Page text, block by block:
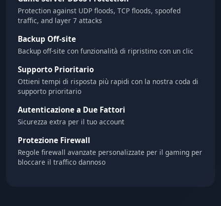
Protection against UDP floods, TCP floods, spoofed
traffic, and layer 7 attacks
Backup Off-site
Backup off-site con funzionalità di ripristino con un clic
Supporto Prioritario
Ottieni tempi di risposta più rapidi con la nostra coda di
supporto prioritario
Autenticazione a Due Fattori
Sicurezza extra per il tuo account
Protezione Firewall
Regole firewall avanzate personalizzate per il gaming per
bloccare il traffico dannoso